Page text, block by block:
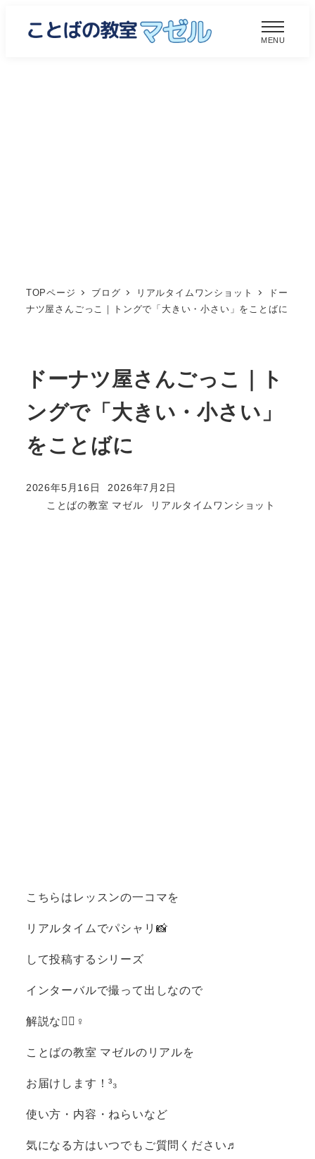
MENU
TOPページ ブログ リアルタイムワンショット
ドー
ナツ屋さんごっこ｜トングで「大きい・小さい」をことばに
ドーナツ屋さんごっこ｜ト
ングで「大きい・小さい」
をことばに
投稿日
2026年5月16日
更新日
2026年7月2日
ことばの教室 マゼル カテゴリー
リアルタイムワンショット
こちらはレッスンの一コマを
リアルタイムでパシャリ📸
して投稿するシリーズ️
インターバルで撮って出しなので
解説なし🏻‍♀️
ことばの教室 マゼルのリアルを
お届けします！³₃
使い方・内容・ねらいなど
気になる方はいつでもご質問ください♬